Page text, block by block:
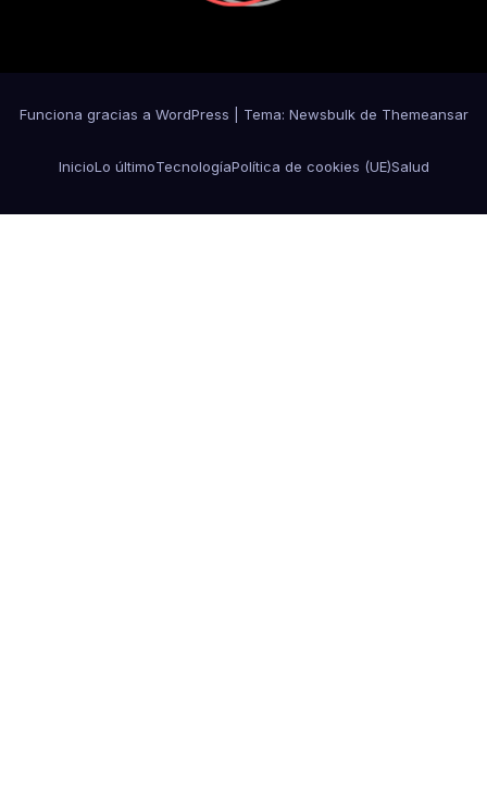
Funciona gracias a WordPress Tema: Newsbulkde Themeansar
InicioLo últimoTecnologíaPolítica de cookies (UE)Salud